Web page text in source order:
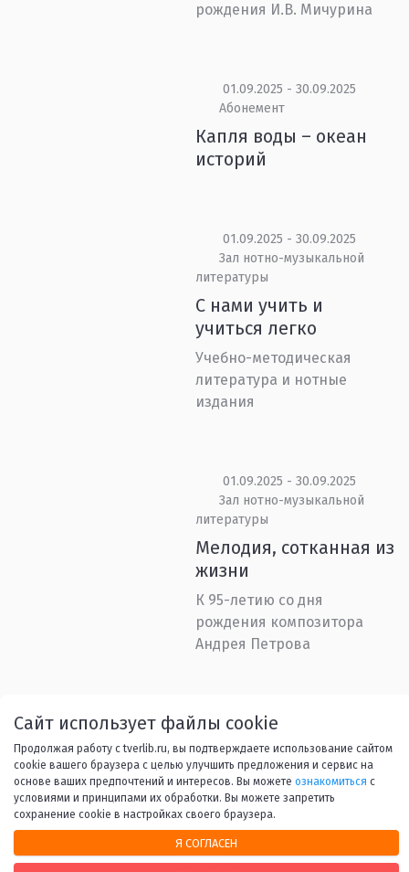
рождения И.В. Мичурина
01.09.2025 - 30.09.2025
Абонемент
Капля воды – океан
историй
01.09.2025 - 30.09.2025
Зал нотно-музыкальной
литературы
С нами учить и
учиться легко
Учебно-методическая
литература и нотные
издания
01.09.2025 - 30.09.2025
Зал нотно-музыкальной
литературы
Мелодия, сотканная из
жизни
К 95-летию со дня
рождения композитора
Андрея Петрова
Назад 1 ... 4 5
8 ... 45 Вперед
Сайт использует файлы cookie
Продолжая работу с tverlib.ru, вы подтверждаете использование сайтом
cookie вашего браузера с целью улучшить предложения и сервис на
основе ваших предпочтений и интересов. Вы можете ознакомиться с
условиями и принципами их обработки. Вы можете запретить
сохранение cookie в настройках своего браузера.
Я СОГЛАСЕН